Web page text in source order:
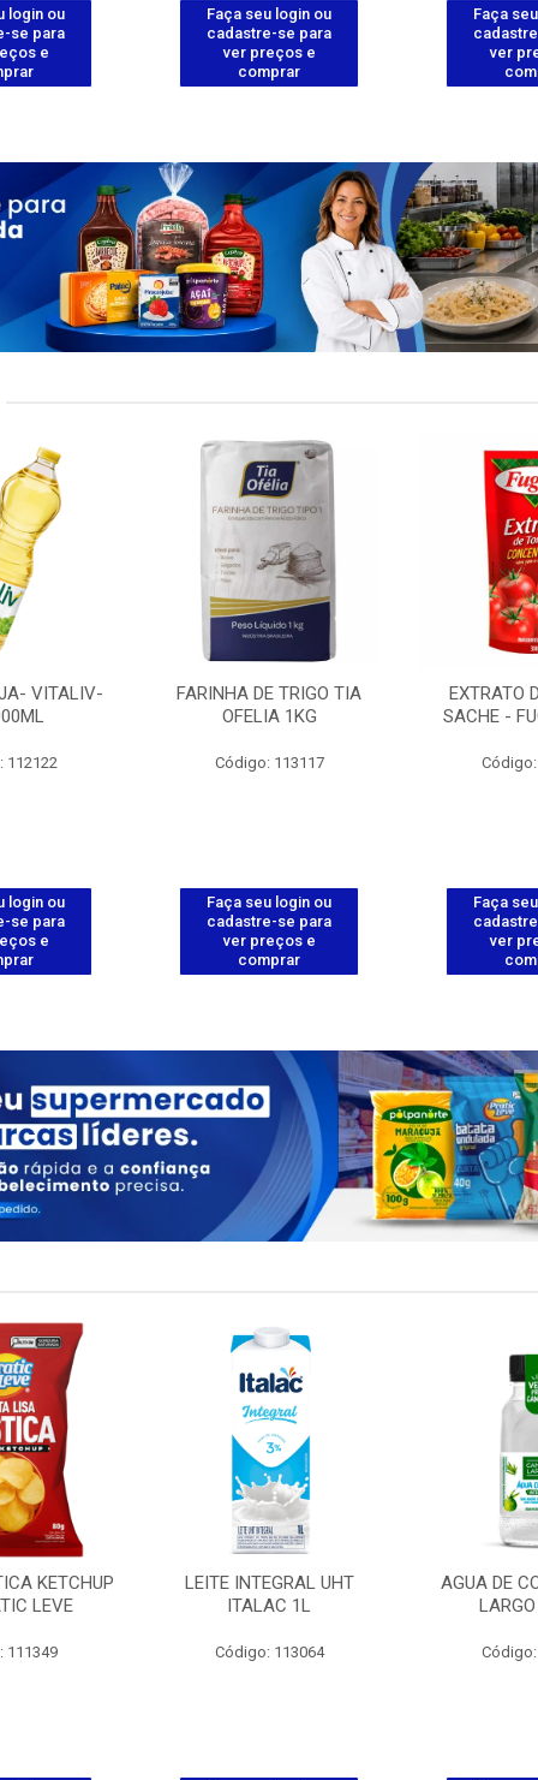
login ou
se para
e
Faça seu login ou
cadastre-se para
ver preços e
comprar
Faça
ver
VITALIV-
112122
login ou
se para
e
FARINHA DE TRIGO TIA
OFELIA 1KG
Código: 113117
Faça seu login ou
cadastre-se para
ver preços e
comprar
EXTRATO
SACHE -
Faça
ver
KETCHUP
LEVE
111349
LEITE INTEGRAL UHT
ITALAC 1L
Código: 113064
AGUA DE
Código: